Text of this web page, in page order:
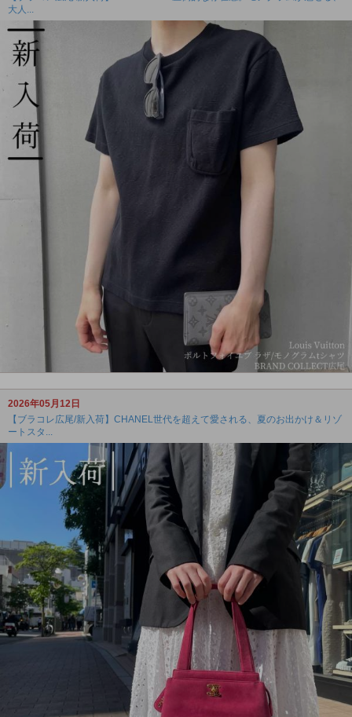
大人...
2026年05月12日
【ブラコレ広尾/新入荷】CHANEL世代を超えて愛される、夏のお出かけ＆リゾ
ートスタ...